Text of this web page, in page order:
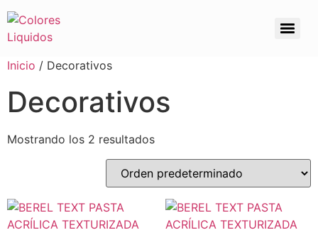
Inicio / Decorativos
Decorativos
Mostrando los 2 resultados